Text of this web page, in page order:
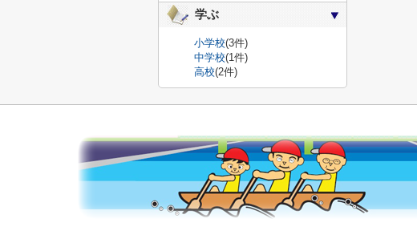
学ぶ
小学校(3件)
中学校(1件)
高校(2件)